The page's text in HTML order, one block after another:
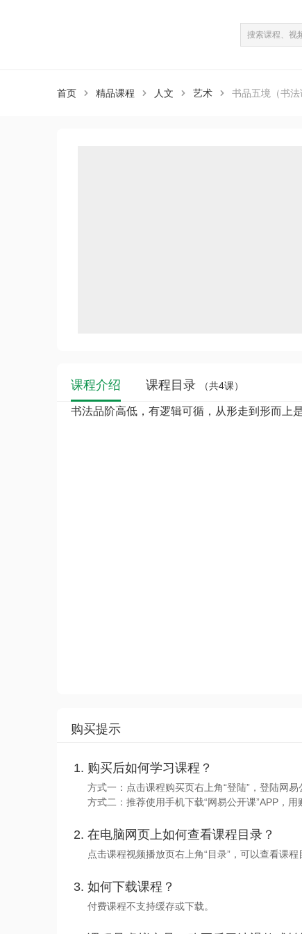
首页  精品课程  人文  艺术  书品五境（书法
（共4课）
课程介绍 课程目录 （共4课）
书法品阶高低，有逻辑可循，从形走到形而上
购买提示
购买后如何学习课程？
方式一：点击课程购买页右上角“登陆”，登陆网
方式二：推荐使用手机下载“网易公开课”APP，
在电脑网页上如何查看课程目录？
点击课程视频播放页右上角“目录”，可以查看课
如何下载课程？
付费课程不支持缓存或下载。